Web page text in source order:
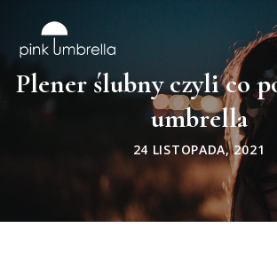
Plener ślubny czyli co
umbrella
24 LISTOPADA, 2021